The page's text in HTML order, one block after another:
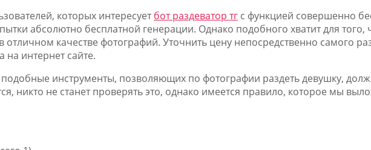
которых интересуетбот раздеватор тг с функцией совершенно
абсолютно бесплатной генерации. Однако подобного хватит для
отличном качестве фотографий. Уточнить цену непосредственно самого
интернет сайте.
инструменты, позволяющих по фотографии раздеть девушку,
никто не станет проверять это, однако имеется правило, которое мы